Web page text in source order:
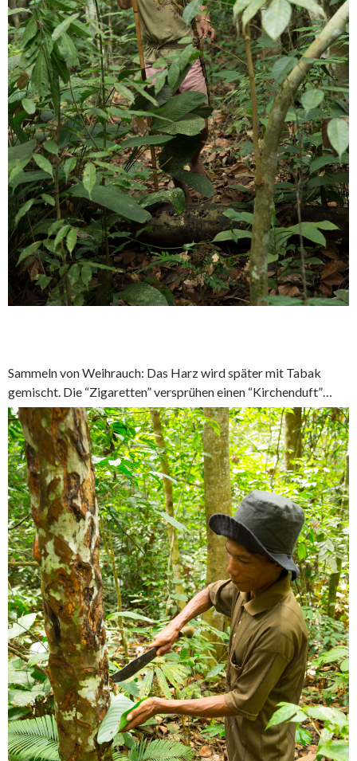
Sammeln von Weihrauch: Das Harz wird später mit Tabak
gemischt. Die “Zigaretten” versprühen einen “Kirchenduft”…